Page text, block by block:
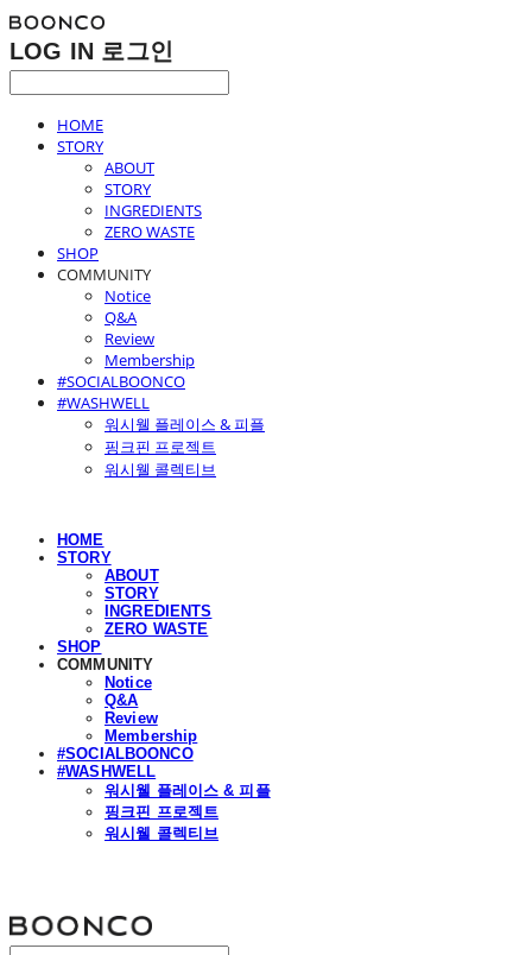
LOG IN 로그인
HOME
STORY
ABOUT
STORY
INGREDIENTS
ZERO WASTE
SHOP
COMMUNITY
Notice
Q&A
Review
Membership
#SOCIALBOONCO
#WASHWELL
워시웰 플레이스 & 피플
핑크핀 프로젝트
워시웰 콜렉티브
HOME
STORY
ABOUT
STORY
INGREDIENTS
ZERO WASTE
SHOP
COMMUNITY
Notice
Q&A
Review
Membership
#SOCIALBOONCO
#WASHWELL
워시웰 플레이스 & 피플
핑크핀 프로젝트
워시웰 콜렉티브